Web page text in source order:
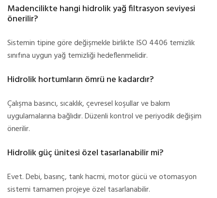
Madencilikte hangi hidrolik yağ filtrasyon seviyesi
önerilir?
Sistemin tipine göre değişmekle birlikte ISO 4406 temizlik
sınıfına uygun yağ temizliği hedeflenmelidir.
Hidrolik hortumların ömrü ne kadardır?
Çalışma basıncı, sıcaklık, çevresel koşullar ve bakım
uygulamalarına bağlıdır. Düzenli kontrol ve periyodik değişim
önerilir.
Hidrolik güç ünitesi özel tasarlanabilir mi?
Evet. Debi, basınç, tank hacmi, motor gücü ve otomasyon
sistemi tamamen projeye özel tasarlanabilir.